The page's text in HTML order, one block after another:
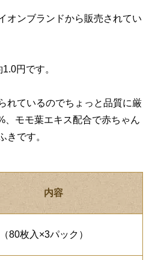
オンブランドから販売されてい
円です。
れているのでちょっと品質に厳
、モモ葉エキス配合で赤ちゃん
きです。
内容
80枚入×3パック）